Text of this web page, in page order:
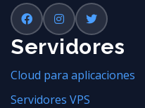
Servidores
Cloud para aplicaciones
Servidores VPS